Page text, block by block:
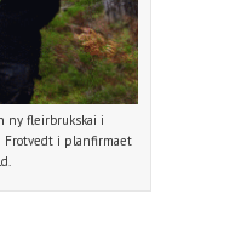
ny fleirbrukskai i
Frotvedt i planfirmaet